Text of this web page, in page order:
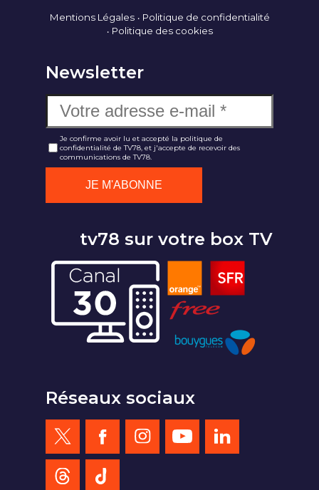
Mentions Légales
Politique de confidentialité
Politique des cookies
Newsletter
Je confirme avoir lu et accepté la politique de
confidentialité de TV78, et j'accepte de recevoir des
communications de TV78.
tv78 sur votre box TV
Réseaux sociaux